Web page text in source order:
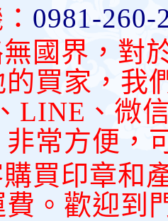
0981-260-
國界，對
的買家，我
LINE、微
非常方便，
買印章和
費。歡迎到